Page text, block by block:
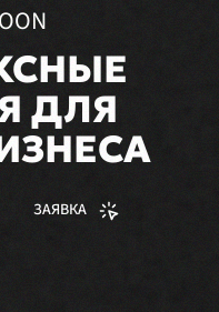
ДЛЯ
ЗАЯВКА